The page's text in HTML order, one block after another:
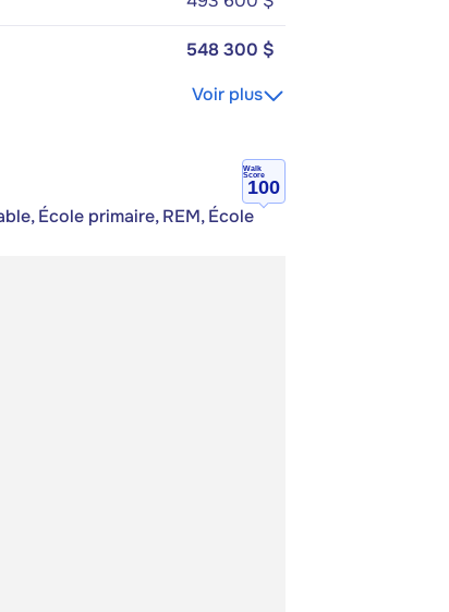
548 300 $
Voir plus
Walk
Score
100
École primaire, REM, École